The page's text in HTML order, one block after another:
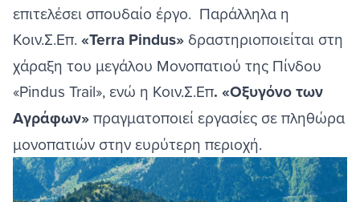
επιτελέσει σπουδαίο έργο. Παράλληλα η
Κοιν.Σ.Επ. «Terra Pindus» δραστηριοποιείται στη
χάραξη του μεγάλου Μονοπατιού της Πίνδου
«Pindus Trail», ενώ η Κοιν.Σ.Επ. «Οξυγόνο των
Αγράφων»πραγματοποιεί εργασίες σε πληθώρα
μονοπατιών στην ευρύτερη περιοχή.